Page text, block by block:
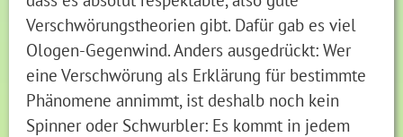
Verschwörungstheorien gibt. Dafür gab es viel
Ologen-Gegenwind. Anders ausgedrückt: Wer
eine Verschwörung als Erklärung für bestimmte
Phänomene annimmt, ist deshalb noch kein
Spinner oder Schwurbler: Es kommt in jedem